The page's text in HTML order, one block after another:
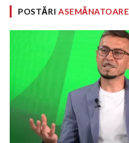
POSTĂRIASEMĂNATOARE